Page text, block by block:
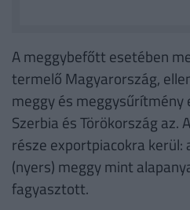
A meggybefőtt esetében
termelő Magyarország,
meggy és meggysűrítmény
Szerbia és Törökország az.
része exportpiacokra kerül:
(nyers) meggy mint
fagyasztott.